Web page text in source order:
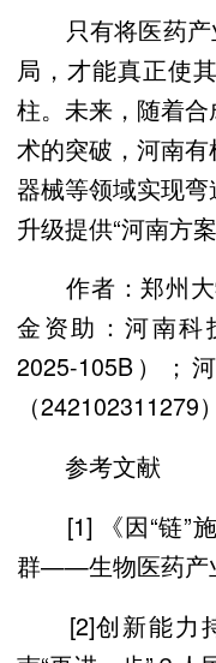
只有将医药产
局，才能真正使
柱。未来，随着
术的突破，河南
器械等领域实现
升级提供“河南方案
作者：郑州大
金资助：河南科
2025-105B）；
（242102311279）
参考文献
[1] 《因“链”施
群——生物医药产
[2]创新能力持